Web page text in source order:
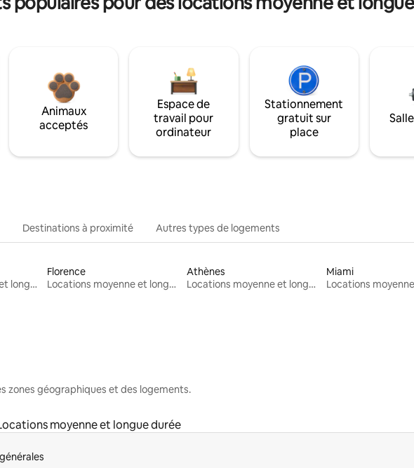
Animaux
acceptés
Espace de
travail pour
ordinateur
Stationnement
gratuit sur
place
Destinations à proximité Autres types de logements
Locations moyenne et longue durée
Florence
Locations moyenne et longue durée
Athènes
Locations moyenne et longue durée
Miami
zones géographiques et des logements.
moyenne et longue durée